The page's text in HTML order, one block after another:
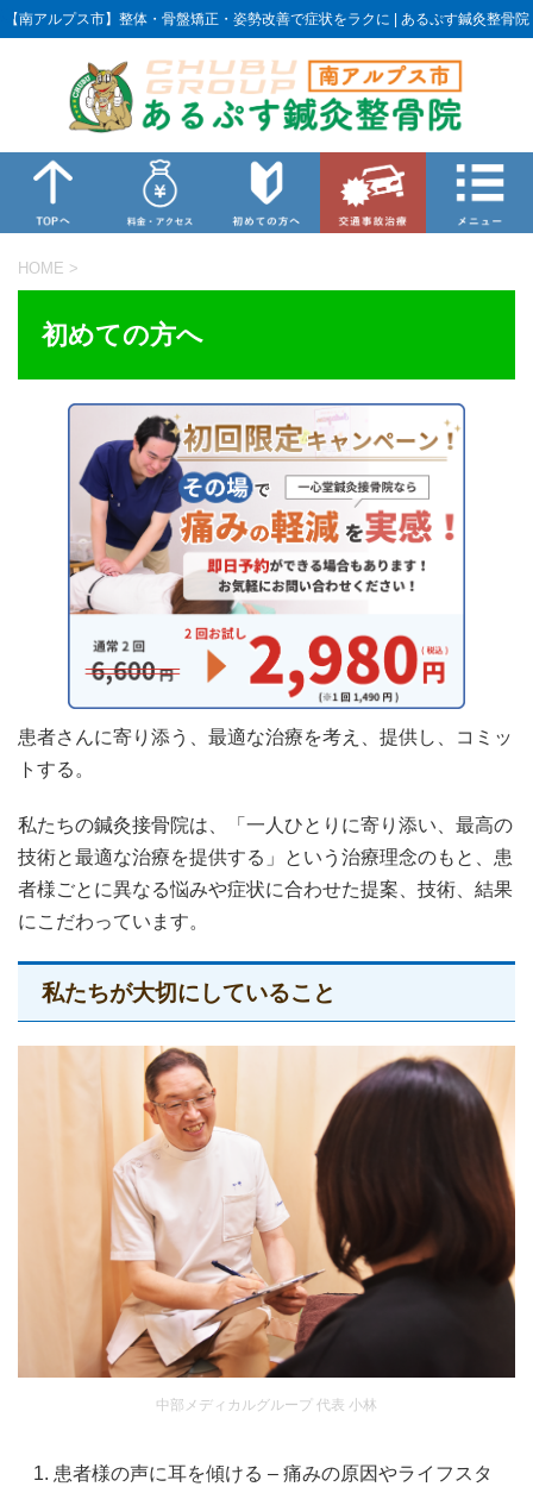
【南アルプス市】整体・骨盤矯正・姿勢改善で症状をラクに | あるぷす鍼灸整骨院
HOME >
初めての方へ
患者さんに寄り添う、最適な治療を考え、提供し、コミッ
トする。
私たちの鍼灸接骨院は、「一人ひとりに寄り添い、最高の
技術と最適な治療を提供する」という治療理念のもと、患
者様ごとに異なる悩みや症状に合わせた提案、技術、結果
にこだわっています。
私たちが大切にしていること
中部メディカルグループ 代表 小林
患者様の声に耳を傾ける – 痛みの原因やライフスタ